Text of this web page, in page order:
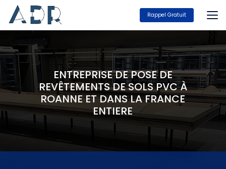
contenu
principal
Rappel Gratuit
ENTREPRISE DE POSE DE
REVÊTEMENTS DE SOLS PVC À
ROANNE ET DANS LA FRANCE
ENTIERE